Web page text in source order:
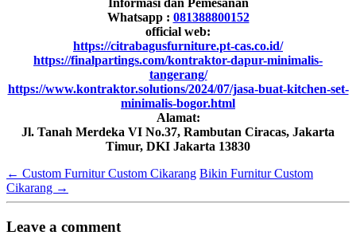
Informasi dan Pemesanan
Whatsapp : 081388800152
official web:
https://citrabagusfurniture.pt-cas.co.id/
https://finalpartings.com/kontraktor-dapur-minimalis-
tangerang/
https://www.kontraktor.solutions/2024/07/jasa-buat-kitchen-set-
minimalis-bogor.html
Alamat:
Jl. Tanah Merdeka VI No.37, Rambutan Ciracas, Jakarta
Timur, DKI Jakarta 13830
← Custom Furnitur Custom Cikarang Bikin Furnitur Custom
Cikarang →
Leave a comment